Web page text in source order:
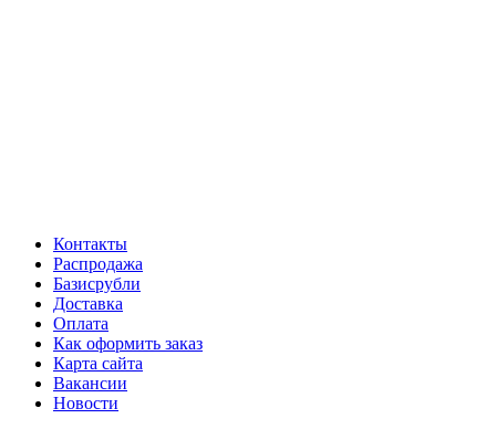
Контакты
Распродажа
Базисрубли
Доставка
Оплата
Как оформить заказ
Карта сайта
Вакансии
Новости